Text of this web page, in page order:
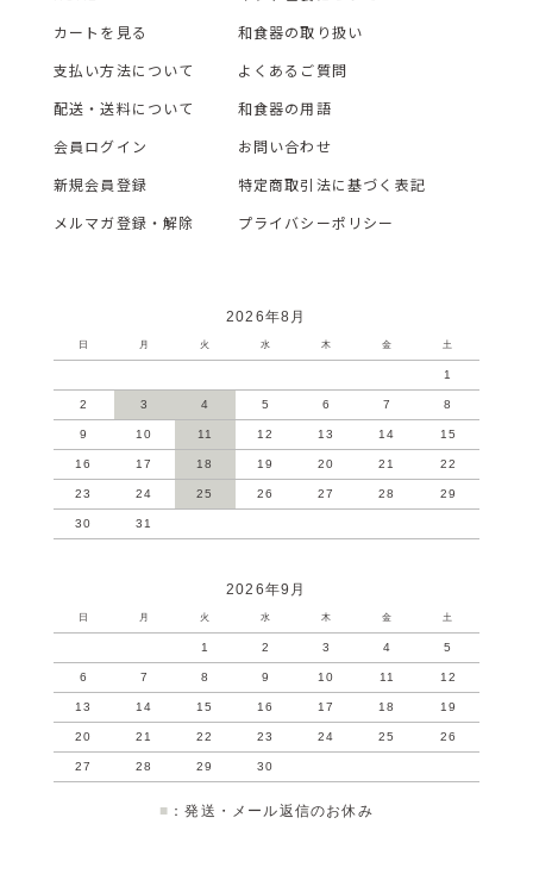
カートを見る
支払い方法について
配送・送料について
会員ログイン
新規会員登録
メルマガ登録・解除
和食器の取り扱い
よくあるご質問
和食器の用語
お問い合わせ
特定商取引法に基づく表記
プライバシーポリシー
2026年8月
日 月 火 水 木 金 土
1
2 3 4 5 6 7 8
9 10 11 12 13 14 15
16 17 18 19 20 21 22
23 24 25 26 27 28 29
30 31
2026年9月
日 月 火 水 木 金 土
1 2 3 4 5
6 7 8 9 10 11 12
13 14 15 16 17 18 19
20 21 22 23 24 25 26
27 28 29 30
■ ：発送・メール返信のお休み